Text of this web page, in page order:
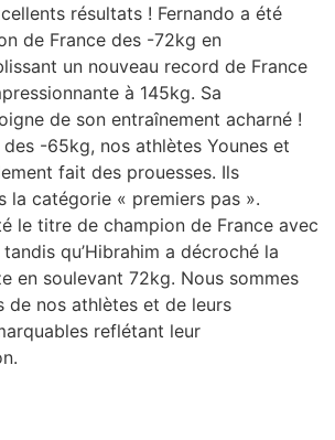
résultats ! Fernando a été
de France des -72kg en
un nouveau record de France
à 145kg. Sa
de son entraînement acharné !
-65kg, nos athlètes Younes et
fait des prouesses. Ils
la catégorie « premiers pas ».
le titre de champion de France avec
qu’Hibrahim a décroché la
en soulevant 72kg. Nous sommes
de nos athlètes et de leurs
reflétant leur